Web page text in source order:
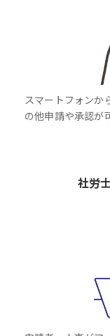
スマートフォンか
の他申請や承認が
社労